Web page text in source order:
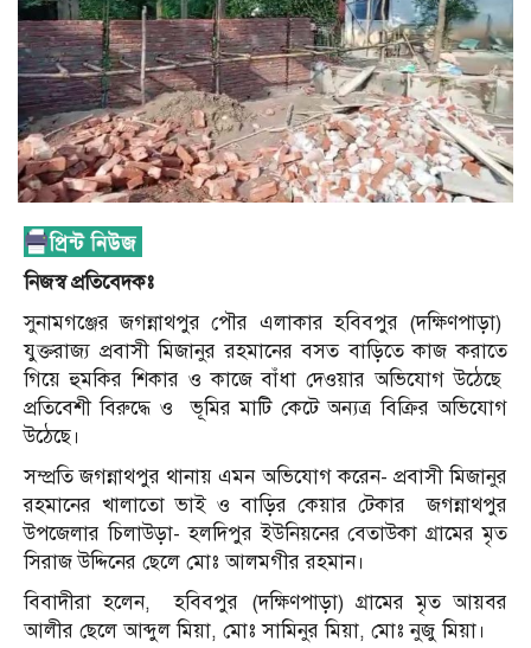
নিজস্ব প্রতিবেদকঃ
সুনামগঞ্জের জগন্নাথপুর পৌর এলাকার হবিবপুর (দক্ষিণপাড়া)
যুক্তরাজ্য প্রবাসী মিজানুর রহমানের বসত বাড়িতে কাজ করাতে
গিয়ে হুমকির শিকার ও কাজে বাঁধা দেওয়ার অভিযোগ উঠেছে
প্রতিবেশী বিরুদ্ধে ও
ভূমির মাটি কেটে অন্যত্র বিক্রির অভিযোগ
উঠেছে।
সম্প্রতি জগন্নাথপুর থানায় এমন অভিযোগ করেন- প্রবাসী মিজানুর
রহমানের খালাতো ভাই ও বাড়ির কেয়ার টেকার
জগন্নাথপুর
উপজেলার চিলাউড়া- হলদিপুর ইউনিয়নের বেতাউকা গ্রামের মৃত
সিরাজ উদ্দিনের ছেলে মোঃ আলমগীর রহমান।
বিবাদীরা হলেন,
হবিবপুর (দক্ষিণপাড়া) গ্রামের মৃত আয়বর
আলীর ছেলে আব্দুল মিয়া, মোঃ সামিনুর মিয়া, মোঃ নুজু মিয়া।